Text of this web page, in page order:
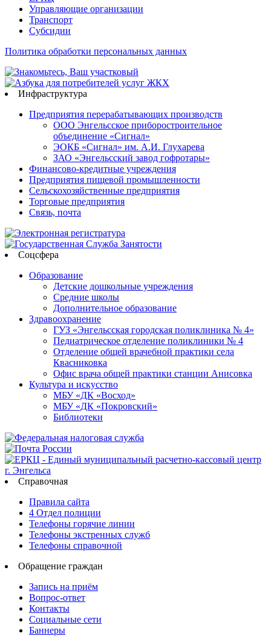
Управляющие организации
Транспорт
Субсидии
Политика обработки персональных данных
Инфраструктура
Предприятия перерабатывающих производств
ООО Энгельсское приборостроительное
объединение «Сигнал»
ЭОКБ «Сигнал» им. А.И. Глухарева
ЗАО «Энгельсский завод гофротары»
Финансово-кредитные учреждения
Предприятия пищевой промышленности
Сельскохозяйственные предприятия
Торговые предприятия
Связь, почта
Соцсфера
Образование
Детские дошкольные учреждения
Средние школы
Дополнительное образование
Здравоохранение
ГУЗ «Энгельсская городская поликлиника № 4»
Педиатрическое отделение поликлиники № 4
Отделение общей врачебной практики села
Квасниковка
Офис врача общей практики станции Анисовка
Культура и искусство
МБУ «ДК «Восход»
МБУ «ДК «Покровский»
Библиотеки
Справочная
Правила сайта
4 Отдел полиции
Телефоны горячие линии
Телефоны экстренных служб
Телефоны справочной
Обращение граждан
Запись на приём
Вопрос-ответ
Контакты
Социальные сети
Баннеры